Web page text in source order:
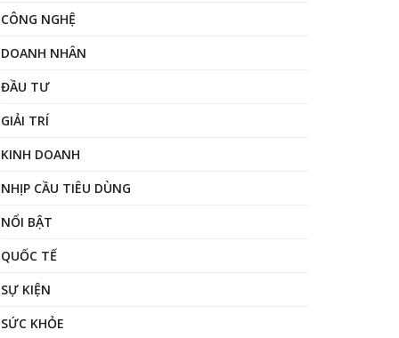
CÔNG NGHỆ
DOANH NHÂN
ĐẦU TƯ
GIẢI TRÍ
KINH DOANH
NHỊP CẦU TIÊU DÙNG
NỔI BẬT
QUỐC TẾ
SỰ KIỆN
SỨC KHỎE